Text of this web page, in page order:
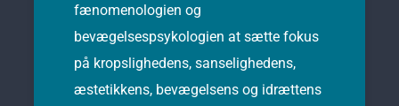
fænomenologien og
bevægelsespsykologien at sætte fokus
på kropslighedens, sanselighedens,
æstetikkens, bevægelsens og idrættens